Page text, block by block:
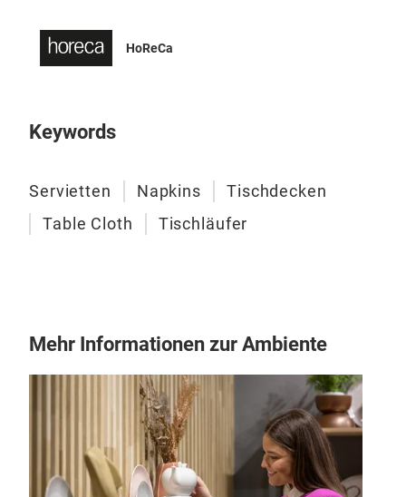
HoReCa
Keywords
Servietten Napkins
Tischdecken
Table Cloth
Tischläufer
Mehr Informationen zur Ambiente